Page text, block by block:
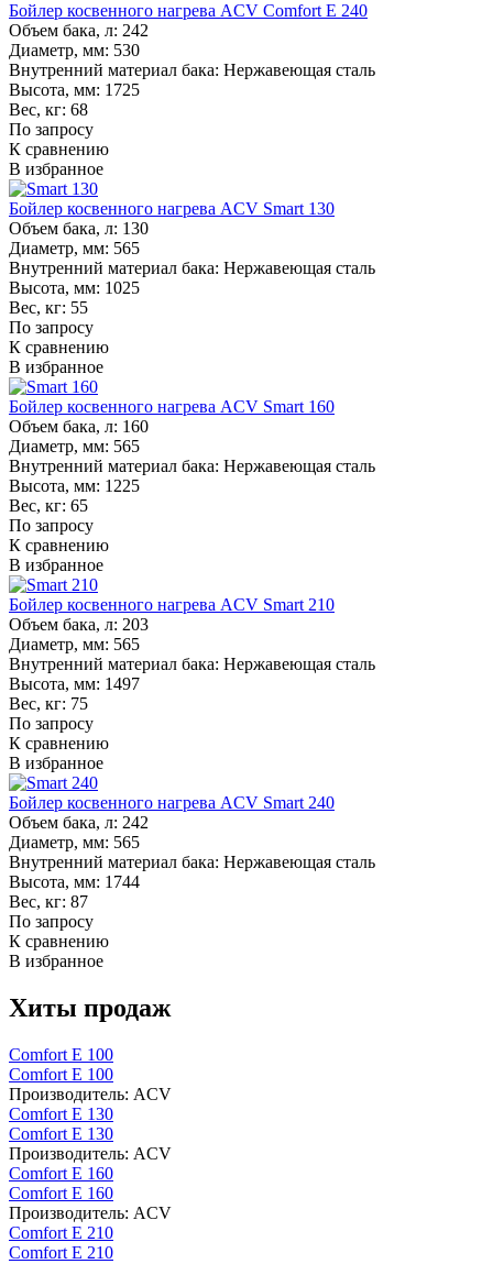
Бойлер косвенного нагрева ACV Comfort E 240
Объем бака, л: 242
Диаметр, мм: 530
Внутренний материал бака: Нержавеющая сталь
Высота, мм: 1725
Вес, кг: 68
По запросу
К сравнению
В избранное
Бойлер косвенного нагрева ACV Smart 130
Объем бака, л: 130
Диаметр, мм: 565
Внутренний материал бака: Нержавеющая сталь
Высота, мм: 1025
Вес, кг: 55
По запросу
К сравнению
В избранное
Бойлер косвенного нагрева ACV Smart 160
Объем бака, л: 160
Диаметр, мм: 565
Внутренний материал бака: Нержавеющая сталь
Высота, мм: 1225
Вес, кг: 65
По запросу
К сравнению
В избранное
Бойлер косвенного нагрева ACV Smart 210
Объем бака, л: 203
Диаметр, мм: 565
Внутренний материал бака: Нержавеющая сталь
Высота, мм: 1497
Вес, кг: 75
По запросу
К сравнению
В избранное
Бойлер косвенного нагрева ACV Smart 240
Объем бака, л: 242
Диаметр, мм: 565
Внутренний материал бака: Нержавеющая сталь
Высота, мм: 1744
Вес, кг: 87
По запросу
К сравнению
В избранное
Хиты продаж
Comfort E 100
Comfort E 100
Производитель: ACV
Comfort E 130
Comfort E 130
Производитель: ACV
Comfort E 160
Comfort E 160
Производитель: ACV
Comfort E 210
Comfort E 210